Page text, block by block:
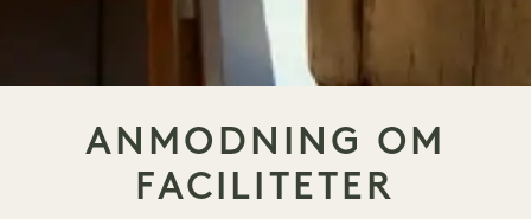
ANMODNING OM
FACILITETER